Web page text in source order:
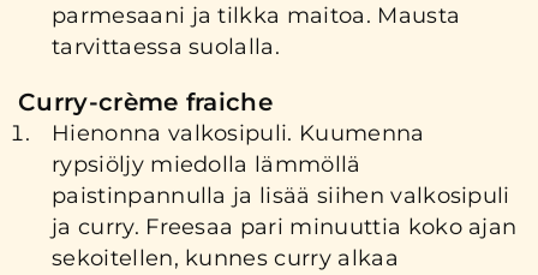
parmesaani ja tilkka maitoa. Mausta
tarvittaessa suolalla.
Curry-crème fraiche
Hienonna valkosipuli. Kuumenna
rypsiöljy miedolla lämmöllä
paistinpannulla ja lisää siihen valkosipuli
ja curry. Freesaa pari minuuttia koko ajan
sekoitellen, kunnes curry alkaa